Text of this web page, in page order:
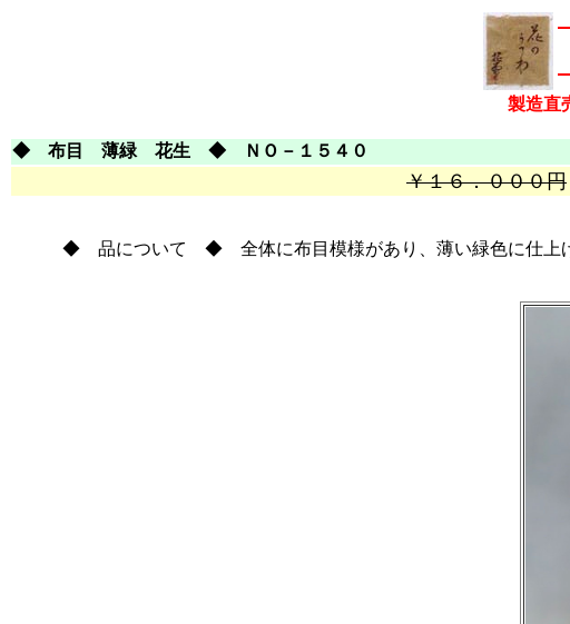
製造直
◆ 布目 薄緑 花生 ◆ ＮＯ－１５４０
￥１６．０００円
◆ 品について ◆ 全体に布目模様があり、薄い緑色に仕上げ